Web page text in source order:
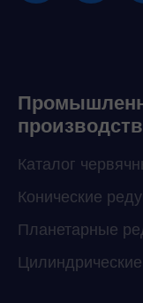
Каталог
Конические
Планетарные